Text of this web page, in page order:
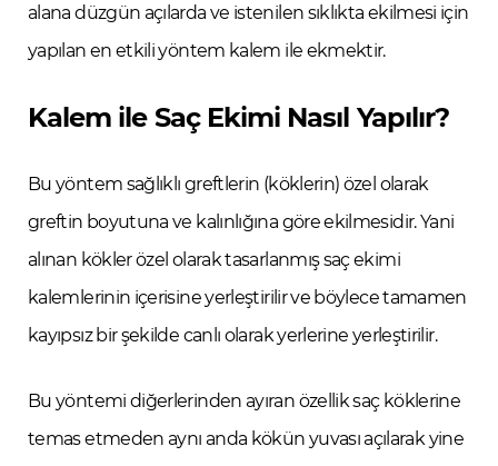
alana düzgün açılarda ve istenilen sıklıkta ekilmesi için
yapılan en etkili yöntem kalem ile ekmektir.
Kalem ile Saç Ekimi Nasıl Yapılır?
Bu yöntem sağlıklı greftlerin (köklerin) özel olarak
greftin boyutuna ve kalınlığına göre ekilmesidir. Yani
alınan kökler özel olarak tasarlanmış saç ekimi
kalemlerinin içerisine yerleştirilir ve böylece tamamen
kayıpsız bir şekilde canlı olarak yerlerine yerleştirilir.
Bu yöntemi diğerlerinden ayıran özellik saç köklerine
temas etmeden aynı anda kökün yuvası açılarak yine